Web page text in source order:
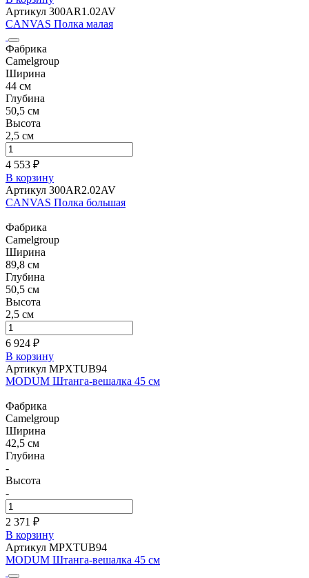
Артикул 300AR1.02AV
CANVAS Полка малая
Фабрика
Camelgroup
Ширина
44 см
Глубина
50,5 см
Высота
2,5 см
4 553 ₽
В корзину
Артикул 300AR2.02AV
CANVAS Полка большая
Фабрика
Camelgroup
Ширина
89,8 см
Глубина
50,5 см
Высота
2,5 см
6 924 ₽
В корзину
Артикул MPXTUB94
MODUM Штанга-вешалка 45 см
Фабрика
Camelgroup
Ширина
42,5 см
Глубина
-
Высота
-
2 371 ₽
В корзину
Артикул MPXTUB94
MODUM Штанга-вешалка 45 см